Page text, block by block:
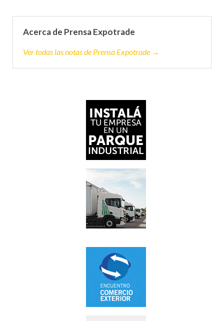
Acerca de Prensa Expotrade
Ver todas las notas de Prensa Expotrade →